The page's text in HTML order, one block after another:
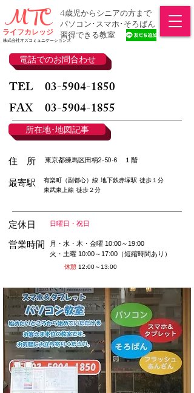
MTC
ライフカレッジ
4歳児からシニアの方まで
​パソコン･スマホ･そろばん
習得できる教室
株式会社オズコミュニケーションズ
電話でのお問合わせ
TEL 03-5904-1850
FAX 03-5904-1855
所在地･地図記事
東京都練馬区田柄2-50-6 １階
​住 所
​最寄駅
​有楽町（副都心）線 地下鉄赤塚駅 徒歩１分
東武東上線 徒歩２分
​日曜日・祝日
​定休日
月・水・木・金曜 10:00～19:00
営業時間
火・土曜 10:00～17:00（短縮時間あり）
休憩 12:00～13:00